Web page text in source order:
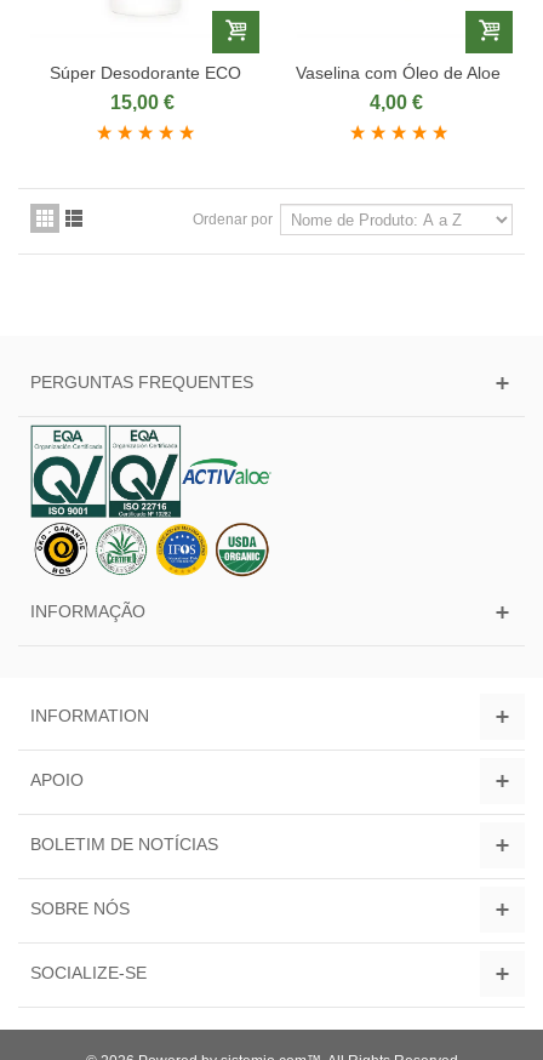
Súper Desodorante ECO
15,00 €
Vaselina com Óleo de Aloe
4,00 €
Ordenar por
PERGUNTAS FREQUENTES
INFORMAÇÃO
INFORMATION
APOIO
BOLETIM DE NOTÍCIAS
SOBRE NÓS
SOCIALIZE-SE